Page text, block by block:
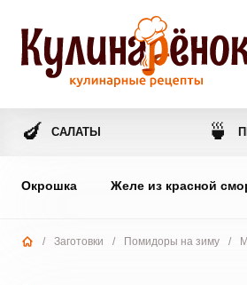
🍆 САЛАТЫ 🍵
Окрошка Желе из красной
/ Заготовки / Помидоры на зиму /